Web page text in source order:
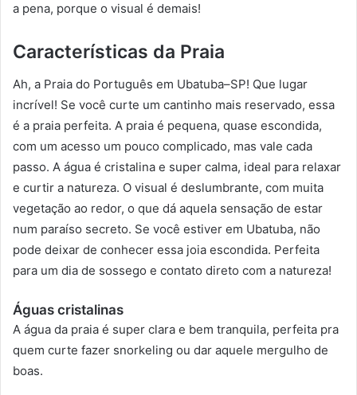
a pena, porque o visual é demais!
Características da Praia
Ah, a Praia do Português em Ubatuba–SP! Que lugar
incrível! Se você curte um cantinho mais reservado, essa
é a praia perfeita. A praia é pequena, quase escondida,
com um acesso um pouco complicado, mas vale cada
passo. A água é cristalina e super calma, ideal para relaxar
e curtir a natureza. O visual é deslumbrante, com muita
vegetação ao redor, o que dá aquela sensação de estar
num paraíso secreto. Se você estiver em Ubatuba, não
pode deixar de conhecer essa joia escondida. Perfeita
para um dia de sossego e contato direto com a natureza!
Águas cristalinas
A água da praia é super clara e bem tranquila, perfeita pra
quem curte fazer snorkeling ou dar aquele mergulho de
boas.